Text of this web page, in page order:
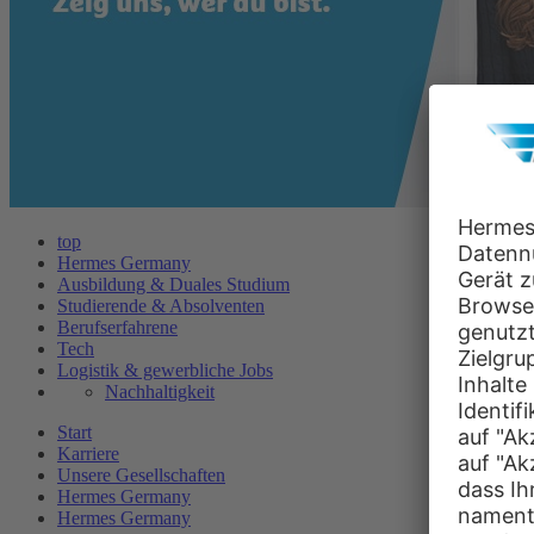
top
Hermes Germany
Ausbildung & Duales Studium
Studierende & Absolventen
Berufserfahrene
Tech
Logistik & gewerbliche Jobs
Nachhaltigkeit
Start
Karriere
Unsere Gesellschaften
Hermes Germany
Hermes Germany